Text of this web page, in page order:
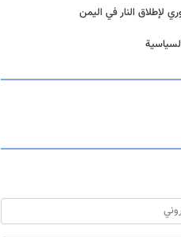
لإطلاق النار في اليمن